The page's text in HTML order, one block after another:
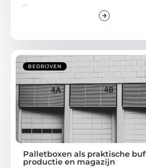
...
BEDRIJVEN
Palletboxen als praktische
productie en magazijn